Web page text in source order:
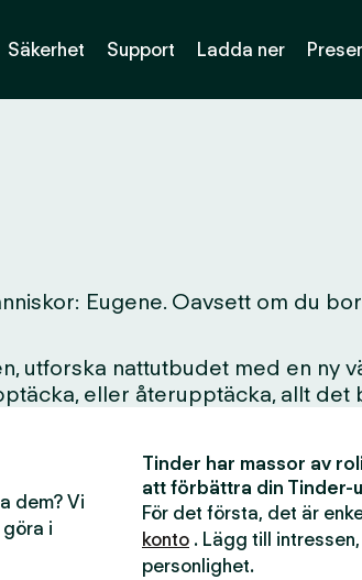
Säkerhet Support Ladda ner
Eugene. Oavsett om du
utforska nattutbudet med en ny
eller återupptäcka, allt det
dem? Vi
i
Tinder har massor av
att förbättra din Tinder-
För det första, det är
konto . Lägg till
personlighet.